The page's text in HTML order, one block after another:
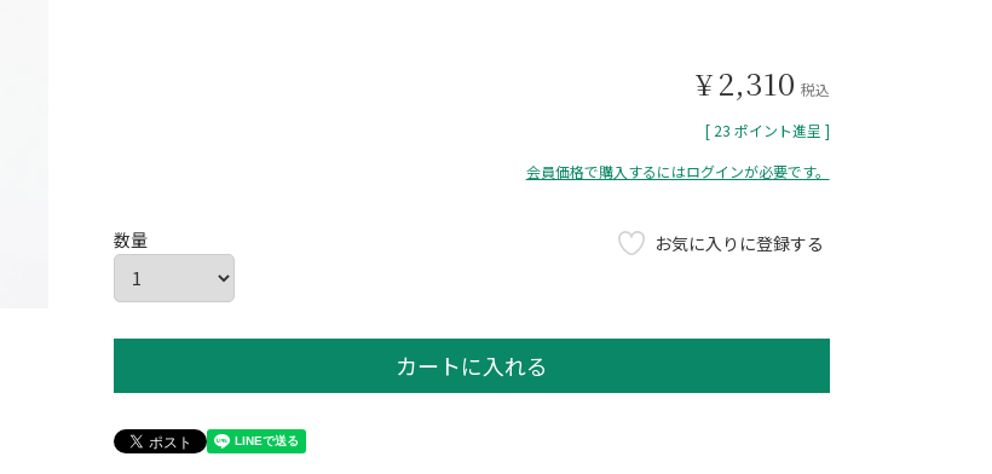
¥2,310 税込
[ 23 ポイント進呈 ]
会員価格で購入するにはログインが必要です。
お気に入りに登録する
カートに入れる